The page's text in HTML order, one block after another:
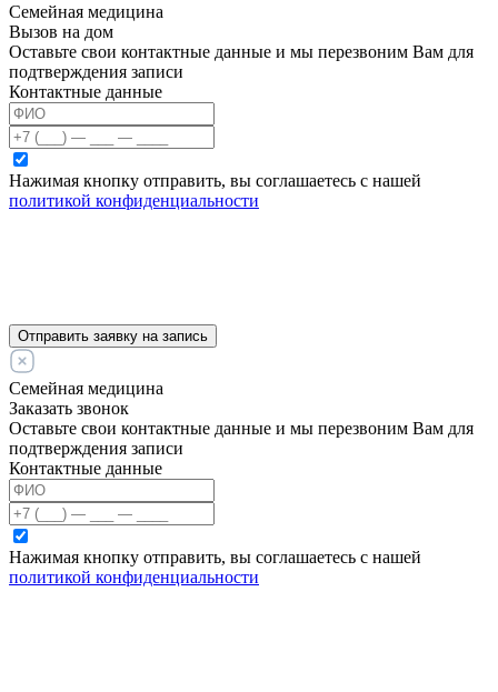
Семейная медицина
Вызов на дом
Оставьте свои контактные данные и мы перезвоним Вам для
подтверждения записи
Контактные данные
Нажимая кнопку отправить, вы соглашаетесь с нашей
политикой конфиденциальности
Отправить заявку на запись
Семейная медицина
Заказать звонок
Оставьте свои контактные данные и мы перезвоним Вам для
подтверждения записи
Контактные данные
Нажимая кнопку отправить, вы соглашаетесь с нашей
политикой конфиденциальности